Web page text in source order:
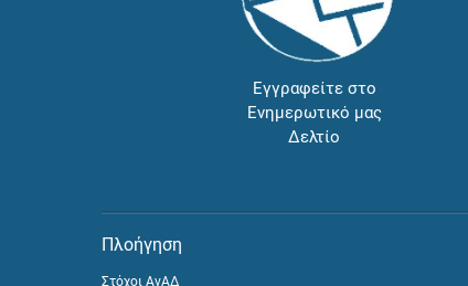
Εγγραφείτε στο
Ενημερωτικό μας
Δελτίο
Πλοήγηση
Στόχοι ΑνΑΔ